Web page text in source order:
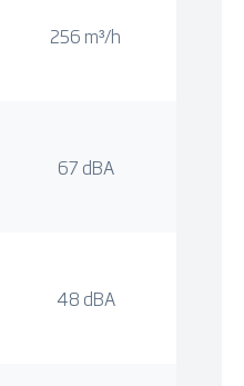
256 m³/h
67 dBA
48 dBA